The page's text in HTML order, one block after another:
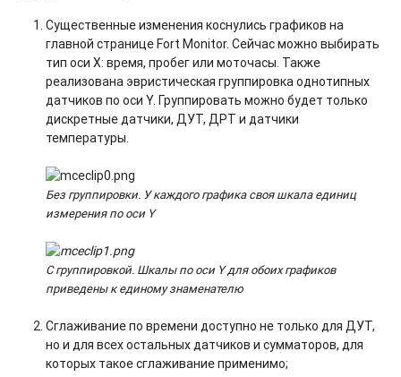
Существенные изменения коснулись графиков на
главной странице Fort Monitor. Сейчас можно выбирать
тип оси Х: время, пробег или моточасы. Также
реализована эвристическая группировка однотипных
датчиков по оси Y. Группировать можно будет только
дискретные датчики, ДУТ, ДРТ и датчики
температуры.
Без группировки. У каждого графика своя шкала единиц
измерения по оси Y
С группировкой. Шкалы по оси Yдля обоих графиков
приведены к единому знаменателю
Сглаживание по времени доступно не только для ДУТ,
но и для всех остальных датчиков и сумматоров, для
которых такое сглаживание применимо;